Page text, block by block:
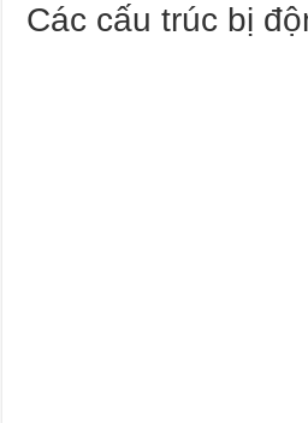
Các cấu trúc bị